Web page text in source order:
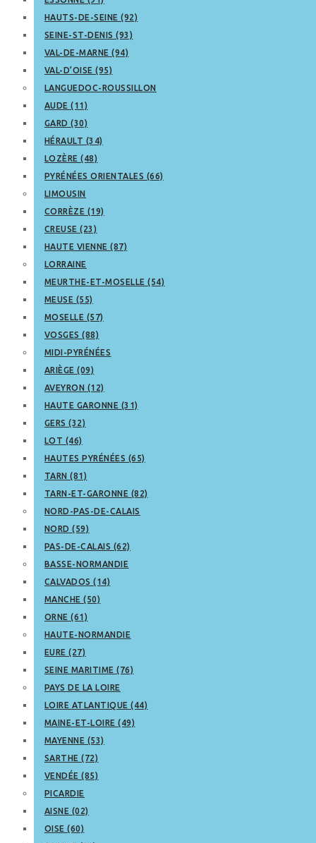
HAUTS-DE-SEINE (92)
SEINE-ST-DENIS (93)
VAL-DE-MARNE (94)
VAL-D’OISE (95)
LANGUEDOC-ROUSSILLON
AUDE (11)
GARD (30)
HÉRAULT (34)
LOZÈRE (48)
PYRÉNÉES ORIENTALES (66)
LIMOUSIN
CORRÈZE (19)
CREUSE (23)
HAUTE VIENNE (87)
LORRAINE
MEURTHE-ET-MOSELLE (54)
MEUSE (55)
MOSELLE (57)
VOSGES (88)
MIDI-PYRÉNÉES
ARIÈGE (09)
AVEYRON (12)
HAUTE GARONNE (31)
GERS (32)
LOT (46)
HAUTES PYRÉNÉES (65)
TARN (81)
TARN-ET-GARONNE (82)
NORD-PAS-DE-CALAIS
NORD (59)
PAS-DE-CALAIS (62)
BASSE-NORMANDIE
CALVADOS (14)
MANCHE (50)
ORNE (61)
HAUTE-NORMANDIE
EURE (27)
SEINE MARITIME (76)
PAYS DE LA LOIRE
LOIRE ATLANTIQUE (44)
MAINE-ET-LOIRE (49)
MAYENNE (53)
SARTHE (72)
VENDÉE (85)
PICARDIE
AISNE (02)
OISE (60)